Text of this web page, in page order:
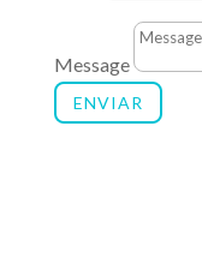
Message
ENVIAR